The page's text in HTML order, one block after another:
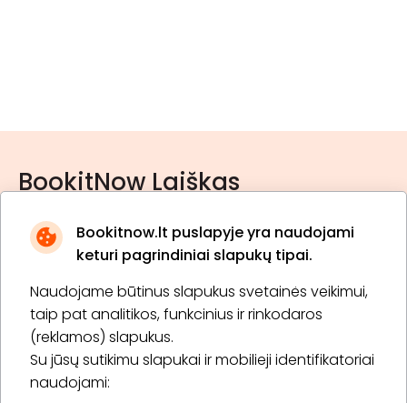
Bookitnow.lt puslapyje yra naudojami
keturi pagrindiniai slapukų tipai.
Naudojame būtinus slapukus svetainės veikimui,
taip pat analitikos, funkcinius ir rinkodaros
(reklamos) slapukus.
Su jūsų sutikimu slapukai ir mobilieji identifikatoriai
naudojami:
BookitNow Laiškas
* Susipažinau su privatumo politika
Prenumeruoti